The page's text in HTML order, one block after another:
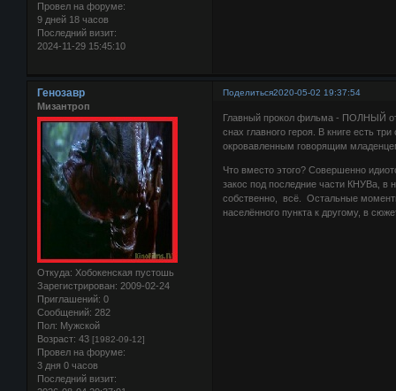
Провел на форуме:
9 дней 18 часов
Последний визит:
2024-11-29 15:45:10
Поделиться2020-05-02 19:37:54
Генозавр
Мизантроп
Откуда: Хобокенская пустошь
Зарегистрирован: 2009-02-24
Приглашений: 0
Сообщений: 282
Пол: Мужской
Возраст: 43 [1982-09-12]
Провел на форуме:
3 дня 0 часов
Последний визит:
Главный прокол фильма - ПОЛНЫЙ
снах главного героя. В книге есть
окровавленным говорящим
Что вместо этого? Совершенно
закос под последние части КНУВа, в
собственно, всё. Остальные
населённого пункта к другому, в